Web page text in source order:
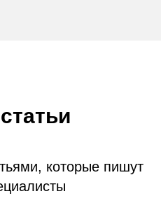
которые пишут